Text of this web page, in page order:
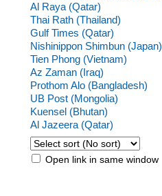
Al Raya (Qatar)
Thai Rath (Thailand)
Gulf Times (Qatar)
Nishinippon Shimbun (Japan)
Tien Phong (Vietnam)
Az Zaman (Iraq)
Prothom Alo (Bangladesh)
UB Post (Mongolia)
Kuensel (Bhutan)
Al Jazeera (Qatar)
Open link in same window